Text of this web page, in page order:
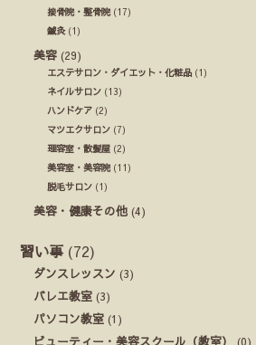
接骨院・整骨院(17)
鍼灸(1)
美容 (29)
エステサロン・ダイエット・化粧品 (1)
ネイルサロン (13)
ハンドケア (2)
マツエクサロン (7)
理容室・散髪屋 (2)
美容室・美容院(11)
脱毛サロン (1)
美容・健康その他 (4)
習い事 (72)
ダンスレッスン (3)
バレエ教室 (3)
パソコン教室 (1)
ビューティー・美容スクール（教室）
(0)